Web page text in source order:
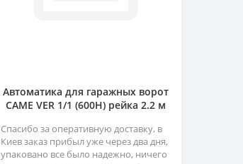
Автоматика для гаражных ворот
CAME VER 1/1 (600H) рейка 2.2 м
Спасибо за оперативную доставку, в
Киев заказ прибыл уже через два дня,
упаковано все было надежно, ничего